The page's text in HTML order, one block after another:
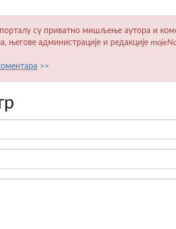
порталу су приватно мишљење аутора и
његове администрације и редакције
>>